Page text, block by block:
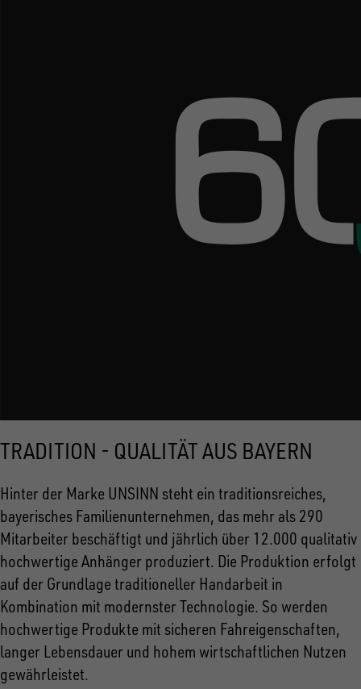
TRADITION - QUALITÄT AUS BAYERN
Hinter der Marke UNSINN steht ein traditionsreiches,
bayerisches Familienunternehmen, das mehr als 290
Mitarbeiter beschäftigt und jährlich über 12.000 qualitativ
hochwertige Anhänger produziert. Die Produktion erfolgt
auf der Grundlage traditioneller Handarbeit in
Kombination mit modernster Technologie. So werden
hochwertige Produkte mit sicheren Fahreigenschaften,
langer Lebensdauer und hohem wirtschaftlichen Nutzen
gewährleistet.